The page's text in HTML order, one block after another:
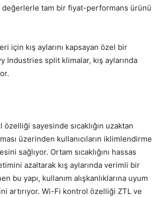
değerlerle tam bir fiyat-performans ürünü
için kış aylarını kapsayan özel bir
Industries split klimalar, kış aylarında
sayesinde sıcaklığın uzaktan
üzerinden kullanıcıların iklimlendirme
sağlıyor. Ortam sıcaklığını hassas
azaltarak kış aylarında verimli bir
bu yapı, kullanım alışkanlıklarına uyum
artırıyor. Wi-Fi kontrol özelliği ZTL ve